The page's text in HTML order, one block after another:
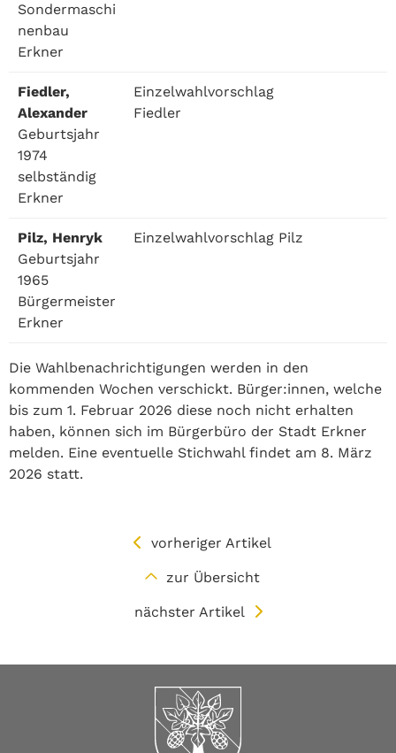
Sondermaschi
nenbau
Erkner
Fiedler,
Alexander
Geburtsjahr
1974
selbständig
Erkner
Einzelwahlvorschlag
Fiedler
Pilz, Henryk
Geburtsjahr
1965
Bürgermeister
Erkner
Einzelwahlvorschlag Pilz
Die Wahlbenachrichtigungen werden in den
kommenden Wochen verschickt. Bürger:innen, welche
bis zum 1. Februar 2026 diese noch nicht erhalten
haben, können sich im Bürgerbüro der Stadt Erkner
melden. Eine eventuelle Stichwahl findet am 8. März
2026 statt.
vorheriger Artikel
zur Übersicht
nächster Artikel